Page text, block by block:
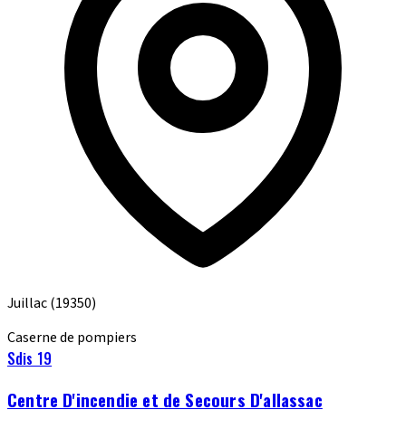
Juillac(19350)
Caserne de pompiers
Sdis 19
Centre D'incendie et de Secours D'allassac